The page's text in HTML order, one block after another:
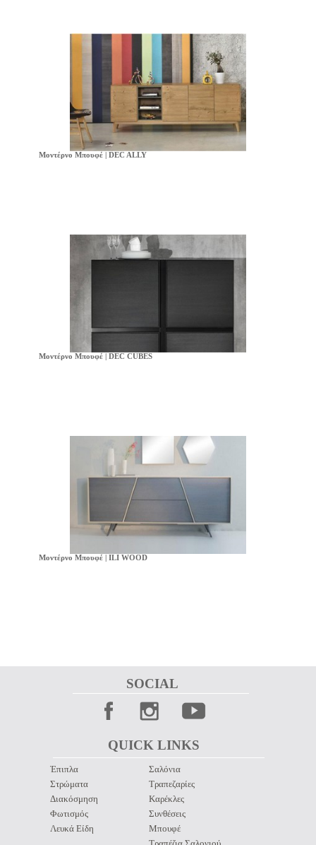
Μοντέρνο Μπουφέ | DEC ALLY
Μοντέρνο Μπουφέ | DEC CUBES
Μοντέρνο Μπουφέ | ILI WOOD
QUICK LINKS
SOCIAL
Έπιπλα
Στρώματα
Διακόσμηση
Φωτισμός
Λευκά Είδη
Σαλόνια
Τραπεζαρίες
Καρέκλες
Συνθέσεις
Μπουφέ